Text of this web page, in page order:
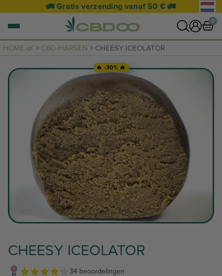
🚛 Gratis verzending vanaf 50 € 🚛
0
0 artikel NAAR WINKELWAGEN
Je mandje is leeg.
HOME 🌿 > CBD-HARSEN > CHEESY ICEOLATOR
🔥 -30% 🔥
CHEESY ICEOLATOR
34 beoordelingen